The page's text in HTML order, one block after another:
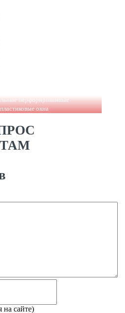
перфорированные
окна
на сайте)